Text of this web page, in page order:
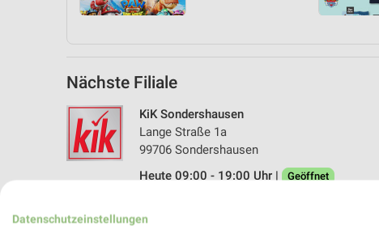
Nächste Filiale
KiK Sondershausen
Lange Straße 1a
99706 Sondershausen
Heute 09:00 - 19:00 Uhr |
Geöffnet
Datenschutzeinstellungen